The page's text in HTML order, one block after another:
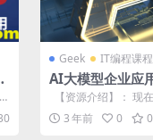
Geek IT编程课程
AI大模型企业应
【资源介绍】： 现
言模型广受关注，许多
3 年前 0 0